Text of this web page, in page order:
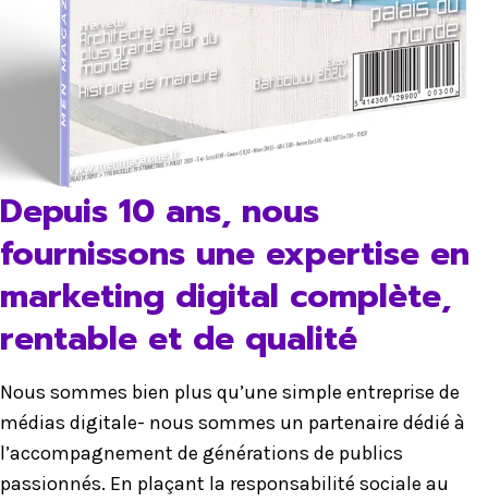
Depuis 10 ans, nous
fournissons une expertise en
marketing digital complète,
rentable et de qualité
Nous sommes bien plus qu’une simple entreprise de
médias digitale- nous sommes un partenaire dédié à
l’accompagnement de générations de publics
passionnés. En plaçant la responsabilité sociale au